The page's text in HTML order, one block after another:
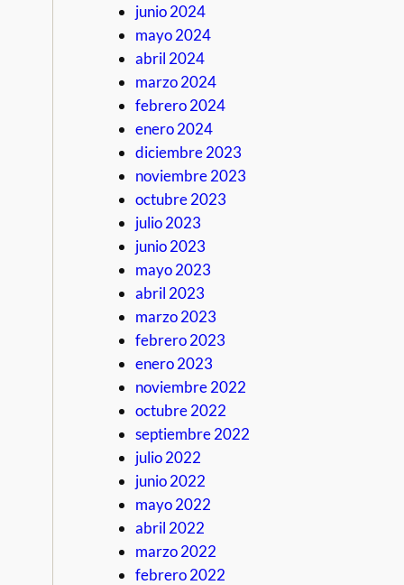
junio 2024
mayo 2024
abril 2024
marzo 2024
febrero 2024
enero 2024
diciembre 2023
noviembre 2023
octubre 2023
julio 2023
junio 2023
mayo 2023
abril 2023
marzo 2023
febrero 2023
enero 2023
noviembre 2022
octubre 2022
septiembre 2022
julio 2022
junio 2022
mayo 2022
abril 2022
marzo 2022
febrero 2022